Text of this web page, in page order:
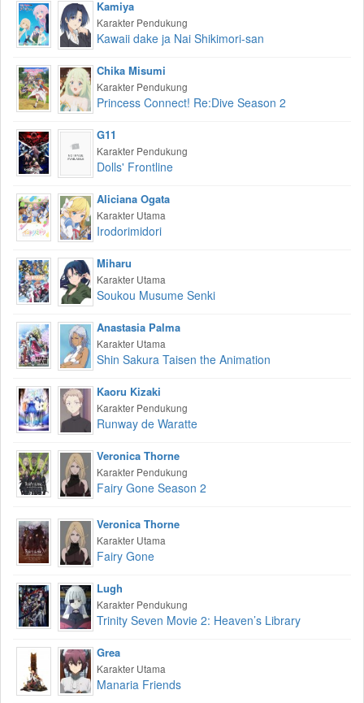
Kamiya
Karakter Pendukung
Kawaii dake ja Nai Shikimori-san
Chika Misumi
Karakter Pendukung
Princess Connect! Re:Dive Season 2
G11
Karakter Pendukung
Dolls' Frontline
Aliciana Ogata
Karakter Utama
Irodorimidori
Miharu
Karakter Utama
Soukou Musume Senki
Anastasia Palma
Karakter Utama
Shin Sakura Taisen the Animation
Kaoru Kizaki
Karakter Pendukung
Runway de Waratte
Veronica Thorne
Karakter Pendukung
Fairy Gone Season 2
Veronica Thorne
Karakter Utama
Fairy Gone
Lugh
Karakter Pendukung
Trinity Seven Movie 2: Heaven’s Library
Grea
Karakter Utama
Manaria Friends